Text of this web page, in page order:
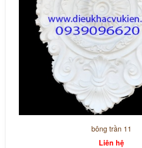
bông trần 11
Liên hệ